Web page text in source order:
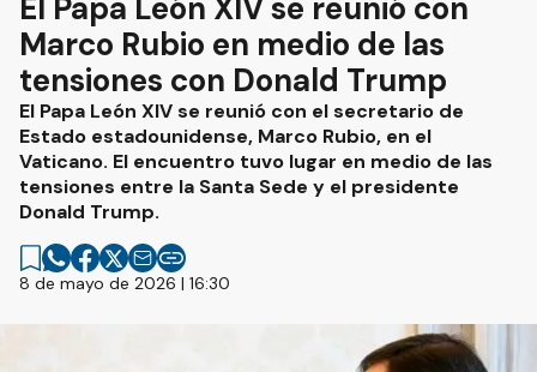
El Papa León XIV se reunió con
Marco Rubio en medio de las
tensiones con Donald Trump
El Papa León XIV se reunió con el secretario de
Estado estadounidense, Marco Rubio, en el
Vaticano. El encuentro tuvo lugar en medio de las
tensiones entre la Santa Sede y el presidente
Donald Trump.
8 de mayo de 2026 | 16:30